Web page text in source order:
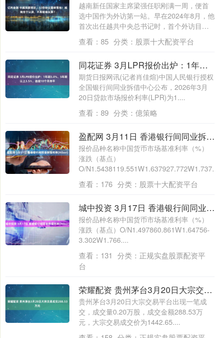
越南新任国家主席梁强任职刚满一周，便首
选中国作为外访第一站。早在2024年8月，他
首次出任越共中央总书记时，首个外访目
的....
查看： 85 分类： 股票十大配资平台
同花证券 3月LPR报价出炉：1年期3.0%、5年期以上3.5%，连续10个月持平
期货日报网讯(记者肖佳煊)中国人民银行授权
全国银行间同业拆借中心公布，2026年3月
20日贷款市场报价利率(LPR)为1....
查看： 89 分类： 億策略
盈配网 3月11日 香港银行间同业拆借利率(Hibor)
报价品种名称中国货币市场基准利率（%）
涨跌（基点）
O/
查看： 176 分类： 股票十大配资平台
城中投资 3月17日 香港银行间同业拆借利率(Hibor)
报价品种名称中国货币市场基准利率（%）
涨跌（基点）O/N1.497860.861W1.64756-
3.302W1.766....
查看： 131 分类： 正规实盘股票配资平
台
荣耀配资 贵州茅台3月20日大宗交易成交288.53万元
贵州茅台3月20日大宗交易平台出现一笔成
交，成交量0.20万股，成交金额288.53万
元，大宗交易成交价为1442.65....